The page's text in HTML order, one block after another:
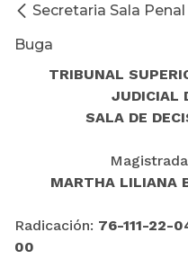
Secretaria Sala
Buga
TRIBUNAL
JUDICIAL
SALA DE
MARTHA LILIANA
Radicación: 76-111-22-
00